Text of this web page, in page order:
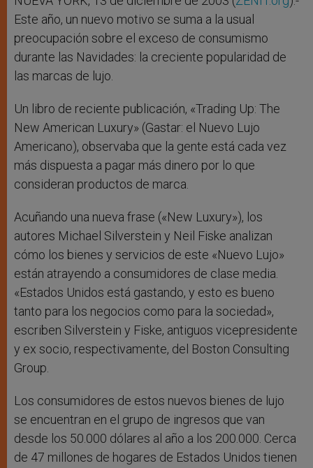
Este año, un nuevo motivo se suma a la usual
preocupación sobre el exceso de consumismo
durante las Navidades: la creciente popularidad de
las marcas de lujo.
Un libro de reciente publicación, «Trading Up: The
New American Luxury» (Gastar: el Nuevo Lujo
Americano), observaba que la gente está cada vez
más dispuesta a pagar más dinero por lo que
consideran productos de marca.
Acuñando una nueva frase («New Luxury»), los
autores Michael Silverstein y Neil Fiske analizan
cómo los bienes y servicios de este «Nuevo Lujo»
están atrayendo a consumidores de clase media.
«Estados Unidos está gastando, y esto es bueno
tanto para los negocios como para la sociedad»,
escriben Silverstein y Fiske, antiguos vicepresidente
y ex socio, respectivamente, del Boston Consulting
Group.
Los consumidores de estos nuevos bienes de lujo
se encuentran en el grupo de ingresos que van
desde los 50.000 dólares al año a los 200.000. Cerca
de 47 millones de hogares de Estados Unidos tienen